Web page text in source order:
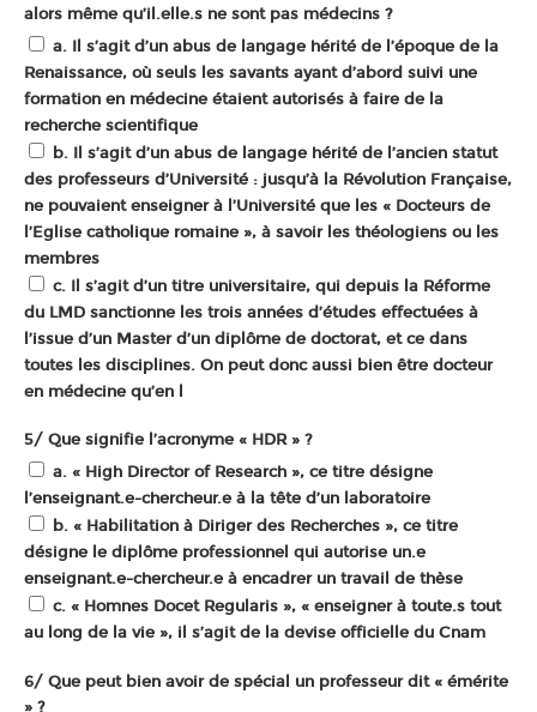
alors même qu’il.elle.s ne sont pas médecins ?
a. Il s’agit d’un abus de langage hérité de l’époque de la
Renaissance, où seuls les savants ayant d’abord suivi une
formation en médecine étaient autorisés à faire de la
recherche scientifique
b. Il s’agit d’un abus de langage hérité de l’ancien statut
des professeurs d’Université : jusqu’à la Révolution Française,
ne pouvaient enseigner à l’Université que les « Docteurs de
l’Eglise catholique romaine », à savoir les théologiens ou les
membres
c. Il s’agit d’un titre universitaire, qui depuis la Réforme
du LMD sanctionne les trois années d’études effectuées à
l’issue d’un Master d’un diplôme de doctorat, et ce dans
toutes les disciplines. On peut donc aussi bien être docteur
en médecine qu’en l
5/ Que signifie l’acronyme « HDR » ?
a. « High Director of Research », ce titre désigne
l’enseignant.e-chercheur.e à la tête d’un laboratoire
b. « Habilitation à Diriger des Recherches », ce titre
désigne le diplôme professionnel qui autorise un.e
enseignant.e-chercheur.e à encadrer un travail de thèse
c. « Homnes Docet Regularis », « enseigner à toute.s tout
au long de la vie », il s’agit de la devise officielle du Cnam
6/ Que peut bien avoir de spécial un professeur dit « émérite
» ?